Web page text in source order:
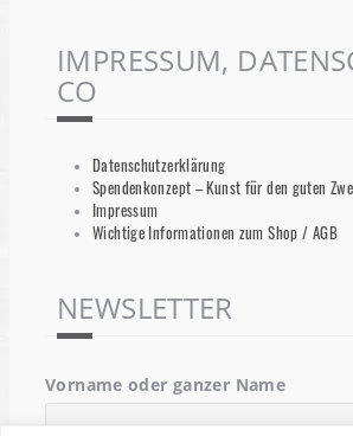
IMPRESSUM,
CO
Datenschutzerklärung
Spendenkonzept – Kunst für den guten
Impressum
Wichtige Informationen zum Shop / AGB
NEWSLETTER
Vorname oder ganzer Name